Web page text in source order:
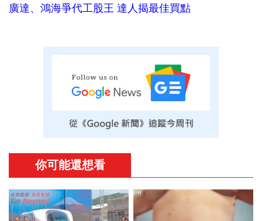
廣達、鴻海爭代工股王 達人揭最佳買點